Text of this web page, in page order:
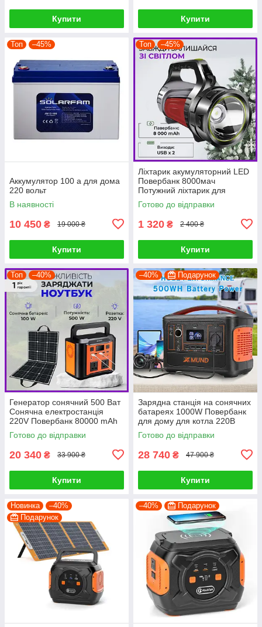
Купити Купити
Топ –45%
Аккумулятор 100 а для дома
220 вольт
В наявності
10 450 ₴ 19 000 ₴
Купити
Топ –45%
Ліхтарик акумуляторний LED
Повербанк 8000мач
Потужний ліхтарик для
освітлення будинку PRF
Готово до відправки
1 320 ₴ 2 400 ₴
Купити
Топ –40%
Генератор сонячний 500 Ват
Сонячна електростанція
220V Повербанк 80000 mAh
+ сонячна панель 100 ват
Готово до відправки
20 340 ₴ 33 900 ₴
Купити
–40% Подарунок
Зарядна станція на сонячних
батареях 1000W Повербанк
для дому для котла 220В
Генератор для квартири
Готово до відправки
28 740 ₴ 47 900 ₴
Купити
Новинка
–40%
Подарунок
–40% Подарунок